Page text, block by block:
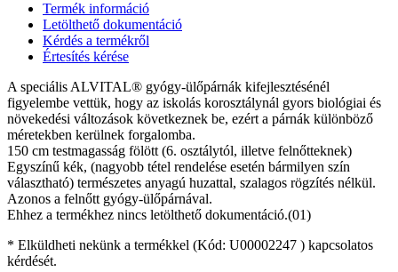
Termék információ
Letölthető dokumentáció
Kérdés a termékről
Értesítés kérése
A speciális ALVITAL® gyógy-ülőpárnák kifejlesztésénél
figyelembe vettük, hogy az iskolás korosztálynál gyors biológiai és
növekedési változások következnek be, ezért a párnák különböző
méretekben kerülnek forgalomba.
150 cm testmagasság fölött (6. osztálytól, illetve felnőtteknek)
Egyszínű kék, (nagyobb tétel rendelése esetén bármilyen szín
választható) természetes anyagú huzattal, szalagos rögzítés nélkül.
Azonos a felnőtt gyógy-ülőpárnával.
Ehhez a termékhez nincs letölthető dokumentáció.(01)
* Elküldheti nekünk a termékkel (Kód: U00002247 ) kapcsolatos
kérdését.